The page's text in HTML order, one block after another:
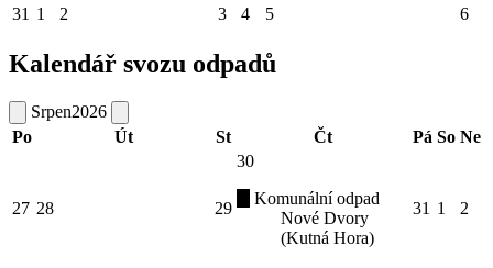
31 1 2 3 4 5 6
Kalendář svozu odpadů
Srpen2026
Po
Út St Čt Pá So Ne
27 28 29
30
Komunální odpad
Nové Dvory
(Kutná Hora)
31 1 2